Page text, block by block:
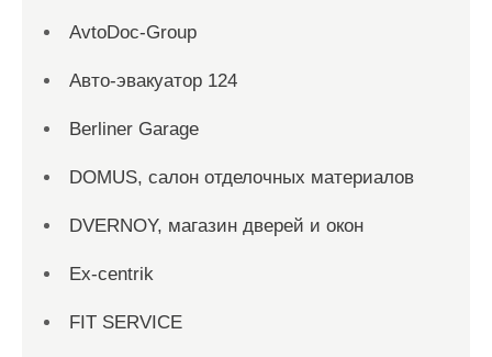
AvtoDoc-Group
Aвто-эвакуатор 124
Berliner Garage
DOMUS, салон отделочных материалов
DVERNOY, магазин дверей и окон
Ex-centrik
FIT SERVICE